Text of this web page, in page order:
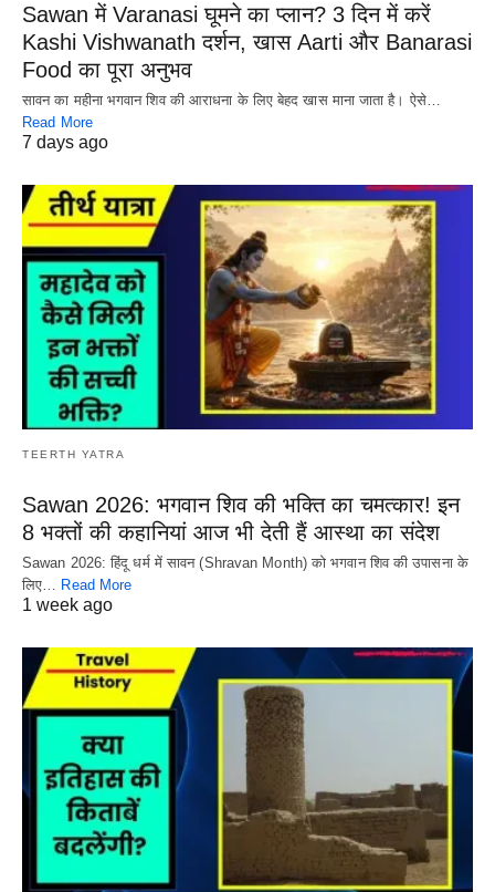
Sawan में Varanasi घूमने का प्लान? 3 दिन में करें
Kashi Vishwanath दर्शन, खास Aarti और Banarasi
Food का पूरा अनुभव
सावन का महीना भगवान शिव की आराधना के लिए बेहद खास माना जाता है। ऐसे…
Read More
7 days ago
TEERTH YATRA
Sawan 2026: भगवान शिव की भक्ति का चमत्कार! इन
8 भक्तों की कहानियां आज भी देती हैं आस्था का संदेश
Sawan 2026: हिंदू धर्म में सावन (Shravan Month) को भगवान शिव की उपासना के
लिए… Read More
1 week ago